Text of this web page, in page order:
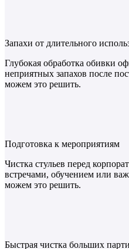
Запахи от длительного
Глубокая обработка обивки
неприятных запахов после
можем это решить.
Подготовка к мероприятиям
Чистка стульев перед
встречами, обучением или
можем это решить.
Быстрая чистка больших